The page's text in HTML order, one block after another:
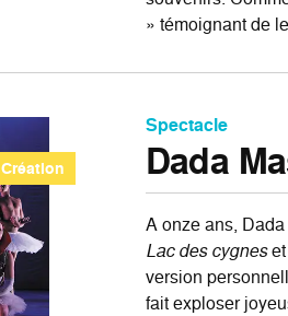
» témoignant de
Création
Spectacle
Dada
A onze ans,
Lac des cygneset
version
fait exploser